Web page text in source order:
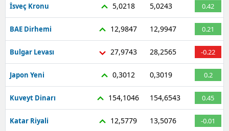
Konya
Kütahya
Malatya
Kahramanmaraş
Mardin
İsveç Kronu 5,0218 5,0243 0.42
BAE Dirhemi 12,9847 12,9947 0.21
Bulgar Levası 27,9743 28,2565 -0.22
Japon Yeni 0,3012 0,3019 0.2
Kuveyt Dinarı 154,1046 154,6543 0.45
Katar Riyali 12,5779 13,5076 -0.01